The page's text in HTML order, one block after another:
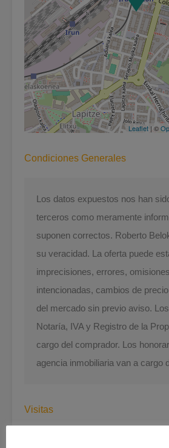
Leaflet | ©
Condiciones Generales
Los datos expuestos nos han
terceros como meramente
suponen correctos. Roberto
su veracidad. La oferta puede
imprecisiones, errores,
intencionadas, cambios de
del mercado sin previo aviso.
Notaría, IVA y Registro de la
cargo del comprador. Los
agencia inmobiliaria van a cargo
Visitas